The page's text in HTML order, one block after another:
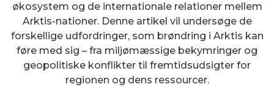
økosystem og de internationale relationer mellem
Arktis-nationer. Denne artikel vil undersøge de
forskellige udfordringer, som brøndring i Arktis kan
føre med sig – fra miljømæssige bekymringer og
geopolitiske konflikter til fremtidsudsigter for
regionen og dens ressourcer.